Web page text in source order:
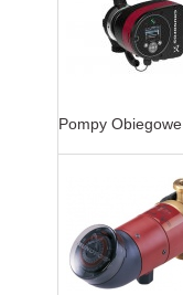
Pompy Obiegowe